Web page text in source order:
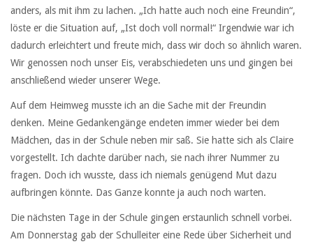
anders, als mit ihm zu lachen. „Ich hatte auch noch eine Freundin“,
löste er die Situation auf, „Ist doch voll normal!“ Irgendwie war ich
dadurch erleichtert und freute mich, dass wir doch so ähnlich waren.
Wir genossen noch unser Eis, verabschiedeten uns und gingen bei
anschließend wieder unserer Wege.
Auf dem Heimweg musste ich an die Sache mit der Freundin
denken. Meine Gedankengänge endeten immer wieder bei dem
Mädchen, das in der Schule neben mir saß. Sie hatte sich als Claire
vorgestellt. Ich dachte darüber nach, sie nach ihrer Nummer zu
fragen. Doch ich wusste, dass ich niemals genügend Mut dazu
aufbringen könnte. Das Ganze konnte ja auch noch warten.
Die nächsten Tage in der Schule gingen erstaunlich schnell vorbei.
Am Donnerstag gab der Schulleiter eine Rede über Sicherheit und